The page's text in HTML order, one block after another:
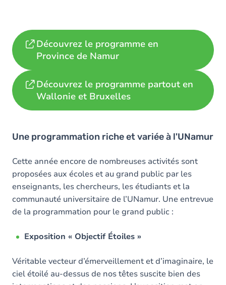
Découvrez le programme en
Province de Namur
Découvrez le programme partout en
Wallonie et Bruxelles
Une programmation riche et variée à l'UNamur
Cette année encore de nombreuses activités sont
proposées aux écoles et au grand public par les
enseignants, les chercheurs, les étudiants et la
communauté universitaire de l’UNamur. Une entrevue
de la programmation pour le grand public :
Exposition « Objectif Étoiles »
Véritable vecteur d’émerveillement et d’imaginaire, le
ciel étoilé au-dessus de nos têtes suscite bien des